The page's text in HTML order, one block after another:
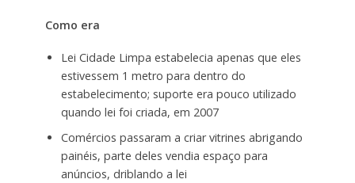
Como era
Lei Cidade Limpa estabelecia apenas que eles
estivessem 1 metro para dentro do
estabelecimento; suporte era pouco utilizado
quando lei foi criada, em 2007​
Comércios passaram a criar vitrines abrigando
painéis, parte deles vendia espaço para
anúncios, driblando a lei